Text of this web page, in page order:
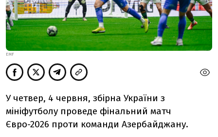
EMF
У четвер, 4 червня, збірна України з
мініфутболу проведе фінальний матч
Євро-2026 проти команди Азербайджану.